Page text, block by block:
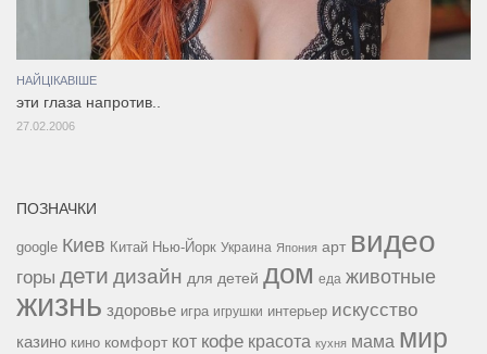
НАЙЦІКАВІШЕ
эти глаза напротив..
27.02.2006
ПОЗНАЧКИ
google Киев Китай Нью-Йорк Украина Япония арт видео
горы дети дизайн для детей дом еда животные
жизнь здоровье игра игрушки интерьер искусство
казино кино комфорт кот кофе красота кухня мама мир